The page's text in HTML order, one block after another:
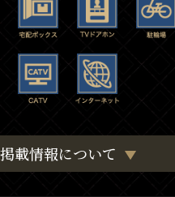
掲載情報について